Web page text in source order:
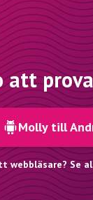
att
Molly till
webbläsare? Se